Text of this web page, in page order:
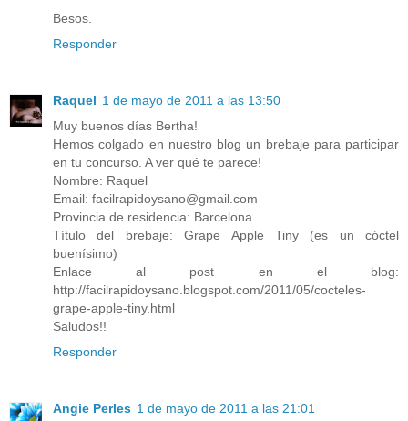
Besos.
Responder
Raquel 1 de mayo de 2011 a las 13:50
Muy buenos días Bertha!
Hemos colgado en nuestro blog un brebaje para participar
en tu concurso. A ver qué te parece!
Nombre: Raquel
Email: facilrapidoysano@gmail.com
Provincia de residencia: Barcelona
Título del brebaje: Grape Apple Tiny (es un cóctel
buenísimo)
Enlace al post en el blog:
http://facilrapidoysano.blogspot.com/2011/05/cocteles-
grape-apple-tiny.html
Saludos!!
Responder
Angie Perles 1 de mayo de 2011 a las 21:01